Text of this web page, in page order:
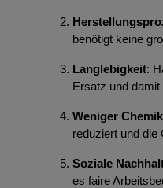
benötigt keine
Langlebigkeit:
Ersatz und
Weniger
reduziert und die
Soziale
es faire